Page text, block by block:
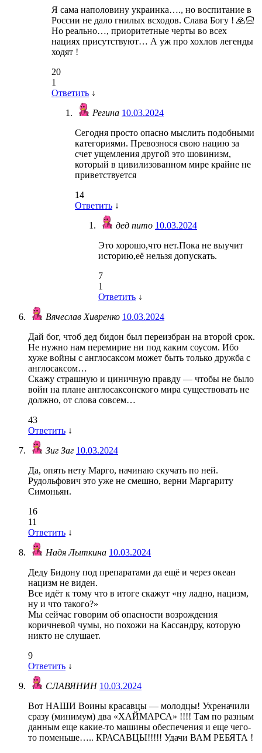
Я сама наполовину украинка…., но воспитание в
России не дало гнилых всходов. Слава Богу ! 🙏🏻
Но реально…, приоритетные черты во всех
нациях присутствуют… А уж про хохлов легенды
ходят !
20
1
Ответить ↓
Регина 10.03.2024
Сегодня просто опасно мыслить подобными
категориями. Превознося свою нацию за
счет ущемления другой это шовинизм,
который в цивилизованном мире крайне не
приветствуется
14
Ответить ↓
дед пито 10.03.2024
Это хорошо,что нет.Пока не выучит
историю,её нельзя допускать.
7
1
Ответить ↓
Вячеслав Хивренко 10.03.2024
Дай бог, чтоб дед бидон был переизбран на второй срок.
Не нужно нам перемирие ни под каким соусом. Ибо
хуже войны с англосаксом может быть только дружба с
англосаксом…
Скажу страшную и циничную правду — чтобы не было
войн на плане англосаксонского мира существовать не
должно, от слова совсем…
43
Ответить ↓
Зиг Заг 10.03.2024
Да, опять нету Марго, начинаю скучать по ней.
Рудольфович это уже не смешно, верни Маргариту
Симоньян.
16
11
Ответить ↓
Надя Лыткина 10.03.2024
Деду Бидону под препаратами да ещё и через океан
нацизм не виден.
Все идёт к тому что в итоге скажут «ну ладно, нацизм,
ну и что такого?»
Мы сейчас говорим об опасности возрождения
коричневой чумы, но похожи на Кассандру, которую
никто не слушает.
9
Ответить ↓
СЛАВЯНИН 10.03.2024
Вот НАШИ Воины красавцы — молодцы! Ухреначили
сразу (минимум) два «ХАЙМАРСА» !!!! Там по разным
данным еще какие-то машины обеспечения и еще чего-
то поменьше….. КРАСАВЦЫ!!!!! Удачи ВАМ РЕБЯТА !